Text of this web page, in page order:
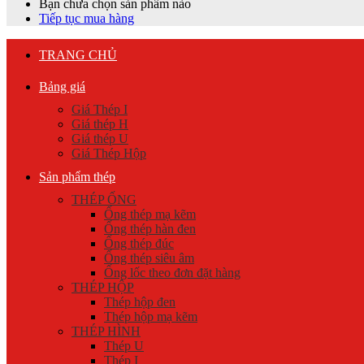
Bạn chưa chọn sản phẩm nào
Tiếp tục mua hàng
TRANG CHỦ
Bảng giá
Giá Thép I
Giá thép H
Giá thép U
Giá Thép Hộp
Sản phẩm thép
THÉP ỐNG
Ống thép mạ kẽm
Ống thép hàn đen
Ống thép đúc
Ống thép siêu âm
Ống lốc theo đơn đặt hàng
THÉP HỘP
Thép hộp đen
Thép hộp mạ kẽm
THÉP HÌNH
Thép U
Thép I